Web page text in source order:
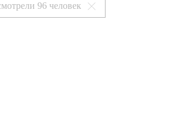
96 человек